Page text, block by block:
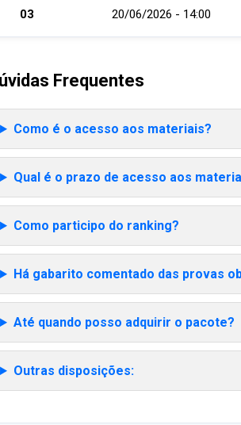
03 20/06/2026 - 14:00
Frequentes
Como é o acesso aos materiais?
Qual é o prazo de acesso aos
Como participo do ranking?
Há gabarito comentado das provas
Até quando posso adquirir o pacote?
Outras disposições: